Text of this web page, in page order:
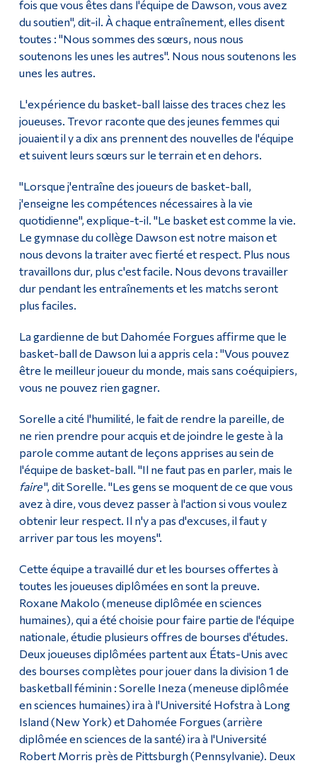
fois que vous êtes dans l'équipe de Dawson, vous avez
du soutien", dit-il. À chaque entraînement, elles disent
toutes : "Nous sommes des sœurs, nous nous
soutenons les unes les autres". Nous nous soutenons les
unes les autres.
L'expérience du basket-ball laisse des traces chez les
joueuses. Trevor raconte que des jeunes femmes qui
jouaient il y a dix ans prennent des nouvelles de l'équipe
et suivent leurs sœurs sur le terrain et en dehors.
"Lorsque j'entraîne des joueurs de basket-ball,
j'enseigne les compétences nécessaires à la vie
quotidienne", explique-t-il. "Le basket est comme la vie.
Le gymnase du collège Dawson est notre maison et
nous devons la traiter avec fierté et respect. Plus nous
travaillons dur, plus c'est facile. Nous devons travailler
dur pendant les entraînements et les matchs seront
plus faciles.
La gardienne de but Dahomée Forgues affirme que le
basket-ball de Dawson lui a appris cela : "Vous pouvez
être le meilleur joueur du monde, mais sans coéquipiers,
vous ne pouvez rien gagner.
Sorelle a cité l'humilité, le fait de rendre la pareille, de
ne rien prendre pour acquis et de joindre le geste à la
parole comme autant de leçons apprises au sein de
l'équipe de basket-ball. "Il ne faut pas en parler, mais le
faire", dit Sorelle. "Les gens se moquent de ce que vous
avez à dire, vous devez passer à l'action si vous voulez
obtenir leur respect. Il n'y a pas d'excuses, il faut y
arriver par tous les moyens".
Cette équipe a travaillé dur et les bourses offertes à
toutes les joueuses diplômées en sont la preuve.
Roxane Makolo (meneuse diplômée en sciences
humaines), qui a été choisie pour faire partie de l'équipe
nationale, étudie plusieurs offres de bourses d'études.
Deux joueuses diplômées partent aux États-Unis avec
des bourses complètes pour jouer dans la division 1 de
basketball féminin : Sorelle Ineza (meneuse diplômée
en sciences humaines) ira à l'Université Hofstra à Long
Island (New York) et Dahomée Forgues (arrière
diplômée en sciences de la santé) ira à l'Université
Robert Morris près de Pittsburgh (Pennsylvanie). Deux